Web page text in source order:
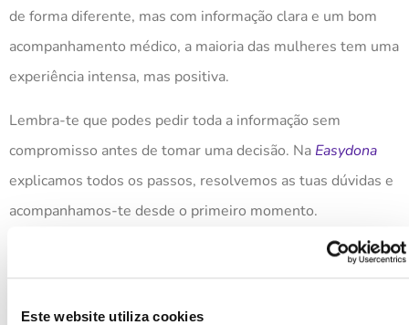
Este website utiliza cookies
de forma diferente, mas com informação clara e um bom
acompanhamento médico, a maioria das mulheres tem uma
experiência intensa, mas positiva.
Lembra-te que podes pedir toda a informação sem
compromisso antes de tomar uma decisão. Na Easydona
explicamos todos os passos, resolvemos as tuas dúvidas e
acompanhamos-te desde o primeiro momento.